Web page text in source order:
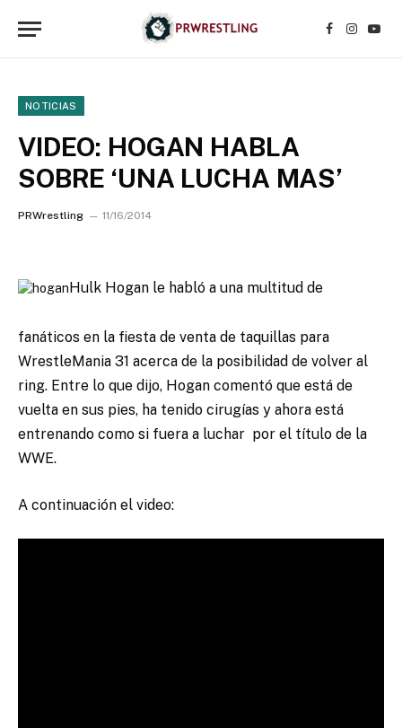
Facebook
NOTICIAS
VIDEO: HOGAN HABLA
SOBRE ‘UNA LUCHA MAS’
PRWrestling 11/16/2014
Hulk Hogan le habló a una multitud de
fanáticos en la fiesta de venta de taquillas para
WrestleMania 31 acerca de la posibilidad de volver al
ring. Entre lo que dijo, Hogan comentó que está de
vuelta en sus pies, ha tenido cirugías y ahora está
entrenando como si fuera a luchar por el título de la
WWE.
A continuación el video: